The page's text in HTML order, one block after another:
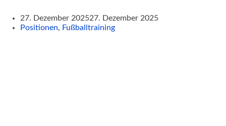
27. Dezember 202527. Dezember 2025
Positionen, Fußballtraining